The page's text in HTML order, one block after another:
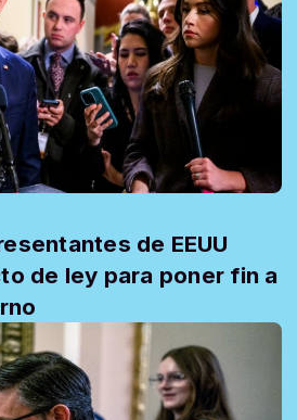
de EEUU
de ley para poner fin a